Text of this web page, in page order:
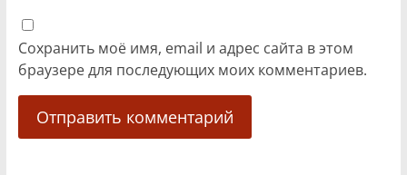
Сохранить моё имя, email и адрес сайта в этом
браузере для последующих моих комментариев.